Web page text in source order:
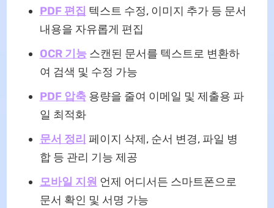
PDF 편집 텍스트 수정, 이미지 추가 등 문서
내용을 자유롭게 편집
OCR 기능스캔된 문서를 텍스트로 변환하
여 검색 및 수정 가능
PDF 압축용량을 줄여 이메일 및 제출용 파
일 최적화
문서 정리 페이지 삭제, 순서 변경, 파일 병
합 등 관리 기능 제공
모바일 지원 언제 어디서든 스마트폰으로
문서 확인 및 서명 가능